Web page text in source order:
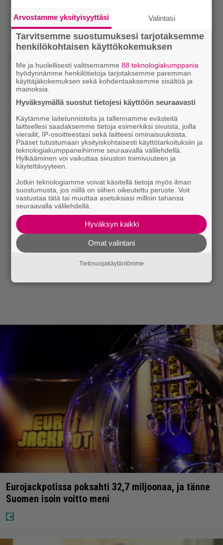
– JosSurgical Steelon Carcassin omalla
mittapuulla kipakka thrashlevy, sitten
Arteriesiavoisi kuvata groovaavaksi hard rock -
albumiksi!
Teksti: Timo Isoaho
Haastattelu on julkaistu Soundissa 8/21.
Eurojackpotissa poksahti 32,7 miljoonaa, ja tänne
Suomen isoin voitto meni
Arvostamme yksityisyyttäsi Valintasi
Tarvitsemme suostumuksesi tarjotaksemme
henkilökohtaisen käyttökokemuksen
Me ja huolellisesti valitsemamme88 teknologiakumppania
hyödynnämme henkilötietoja tarjotaksemme paremman
käyttäjäkokemuksen sekä kohdentaaksemme sisältöä ja
mainoksia.
Hyväksymällä suostut tietojesi käyttöön seuraavasti
Käytämme laitetunnisteita ja tallennamme evästeitä
laitteellesi saadaksemme tietoja esimerkiksi sivuista, joilla
vierailit, IP-osoitteestasi sekä laitteesi ominaisuuksista.
Pääset tutustumaan yksityiskohtaisesti käyttötarkoituksiin ja
teknologiakumppaneihimme seuraavalla välilehdellä.
Hylkääminen voi vaikuttaa sivuston toimivuuteen ja
käytettävyyteen.
Jotkin teknologiamme voivat käsitellä tietoja myös ilman
suostumusta, jos niillä on siihen oikeutettu peruste. Voit
vastustaa tätä tai muuttaa asetuksiasi milloin tahansa
seuraavalla välilehdellä.
Hyväksyn kaikki
Omat valintani
Tietosuojakäytäntömme